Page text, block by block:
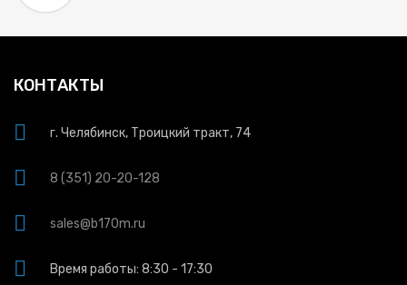
КОНТАКТЫ
г. Челябинск, Троицкий тракт, 74
8 (351) 20-20-128
sales@b170m.ru
Время работы: 8:30 - 17:30